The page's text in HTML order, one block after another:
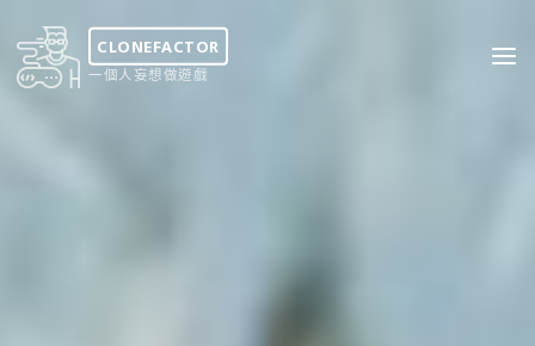
content
CLONEFACTOR
一個人妄想做遊戲